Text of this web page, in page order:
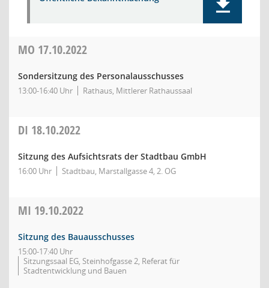
MO 17.10.2022
Sondersitzung des Personalausschusses
13:00-16:40 Uhr Rathaus, Mittlerer Rathaussaal
DI 18.10.2022
Sitzung des Aufsichtsrats der Stadtbau GmbH
16:00 Uhr Stadtbau, Marstallgasse 4, 2. OG
MI 19.10.2022
Sitzung des Bauausschusses
15:00-17:40 Uhr
Sitzungssaal EG, Steinhofgasse 2, Referat für
Stadtentwicklung und Bauen